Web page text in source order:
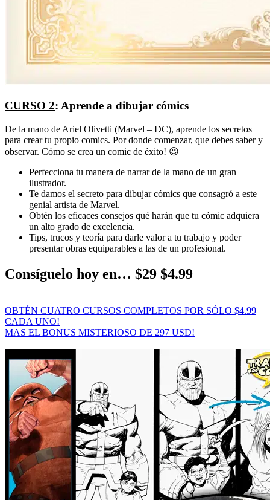
CURSO 2: Aprende a dibujar cómics
De la mano de Ariel Olivetti (Marvel – DC), aprende los secretos
para crear tu propio comics. Por donde comenzar, que debes saber y
observar. Cómo se crea un comic de éxito! 😉
Perfecciona tu manera de narrar de la mano de un gran
ilustrador.
Te damos el secreto para dibujar cómics que consagró a este
genial artista de Marvel.
Obtén los eficaces consejos qué harán que tu cómic adquiera
un alto grado de excelencia.
Tips, trucos y teoría para darle valor a tu trabajo y poder
presentar obras equiparables a las de un profesional.
Consíguelo hoy en… $29 $4.99
OBTÉN CUATRO CURSOS COMPLETOS POR SÓLO $4.99
CADA UNO!
MAS EL BONUS MISTERIOSO DE 297 USD!